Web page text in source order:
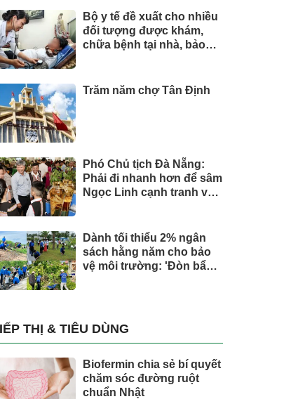
Bộ y tế đề xuất cho nhiều
đối tượng được khám,
chữa bệnh tại nhà, bảo
Trăm năm chợ Tân Định
Phó Chủ tịch Đà Nẵng:
Phải đi nhanh hơn để sâm
Ngọc Linh cạnh tranh với
Dành tối thiểu 2% ngân
sách hằng năm cho bảo
vệ môi trường: 'Đòn bẩy'
THỊ & TIÊU DÙNG
Biofermin chia sẻ bí quyết
chăm sóc đường ruột
chuẩn Nhật